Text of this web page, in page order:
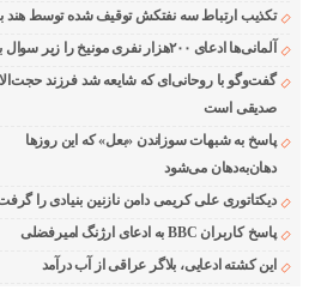
تکذیب ارتباط سه نفتکش توقیف شده توسط هند با
آلمانی‌ها ادعای ۲۰۰هزار نفری مونیخ را زیر سوال بردند
گفت‌وگو با روحانی‌ای که شایعه شد فرزند
صدیقی است
پاسخ به شبهات سوزاندن «بعل» که این روزها
دهان‌به‌دهان می‌شود
دیکتاتوری علی کریمی دامن نازنین بنیادی را
پاسخ کاربران BBC به ادعای ارژنگ امیرفضلی
این کشته ادعایی، بلاگر عراقی از آب درآمد